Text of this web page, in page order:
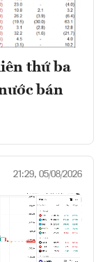
thứ ba
bán
21:29, 05/08/2026